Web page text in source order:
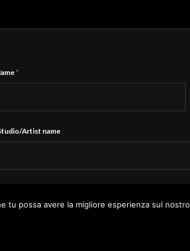
*
Artist name
tu possa avere la migliore esperienza sul